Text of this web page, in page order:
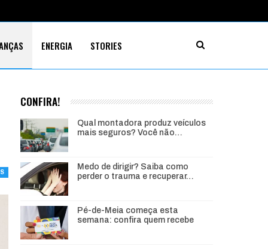
ENERGIA STORIES
CONFIRA!
Qual montadora produz veículos
mais seguros? Você não…
Medo de dirigir? Saiba como
perder o trauma e recuperar…
Pé-de-Meia começa esta
semana: confira quem recebe